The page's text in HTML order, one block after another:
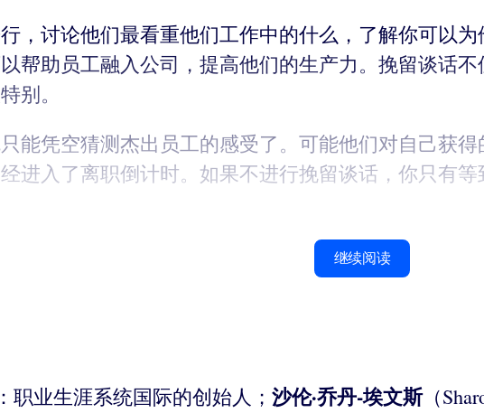
，讨论他们最看重他们工作中的什么，了解你可以
帮助员工融入公司，提高他们的生产力。挽留谈话
别。
能凭空猜测杰出员工的感受了。可能他们对自己获
进入了离职倒计时。如果不进行挽留谈话，你只有
继续阅读
职业生涯系统国际的创始人； 沙伦·乔丹-埃文斯（